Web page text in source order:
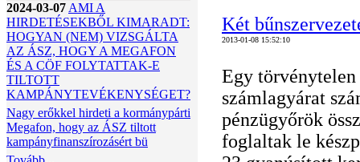
2024-03-07 AMI A
HIRDETÉSEKBŐL KIMARADT:
HOGYAN (NEM) VIZSGÁLTA
AZ ÁSZ, HOGY A MEGAFON
ÉS A CÖF FOLYTATTAK-E
TILTOTT
KAMPÁNYTEVÉKENYSÉGET?
Nagy erőkkel hirdeti a kormánypárti
Megafon, hogy az ÁSZ tiltott
kampányfinanszírozásért bü
Két
2013-01-08 15:52:10
Egy törvénytelen
számlagyárat
pénzügyőrök
foglaltak le